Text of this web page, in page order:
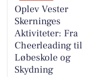
Oplev Vester
Skerninges
Aktiviteter: Fra
Cheerleading til
Løbeskole og
Skydning